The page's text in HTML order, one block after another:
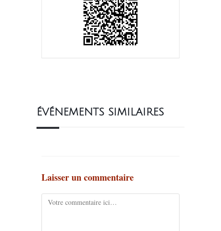
ÉVÉNEMENTS SIMILAIRES
Laisser un commentaire